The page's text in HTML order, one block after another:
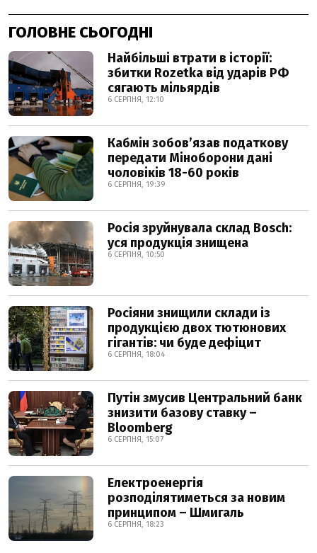
ГОЛОВНЕ СЬОГОДНІ
Найбільші втрати в історії:
збитки Rozetka від ударів РФ
сягають мільярдів
6 СЕРПНЯ, 12:10
Кабмін зобовʼязав податкову
передати Міноборони дані
чоловіків 18-60 років
6 СЕРПНЯ, 19:39
Росія зруйнувала склад Bosch:
уся продукція знищена
6 СЕРПНЯ, 10:50
Росіяни знищили склади із
продукцією двох тютюнових
гігантів: чи буде дефіцит
6 СЕРПНЯ, 18:04
Путін змусив Центральний банк
знизити базову ставку –
Bloomberg
6 СЕРПНЯ, 15:07
Електроенергія
розподілятиметься за новим
принципом – Шмигаль
6 СЕРПНЯ, 18:23